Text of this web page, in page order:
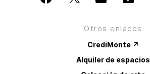
Otros enlaces
CrediMonte ↗
Alquiler de espacios